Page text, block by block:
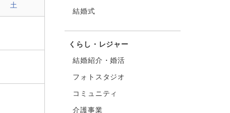
土
結婚式
くらし・レジャー
結婚紹介・婚活
フォトスタジオ
コミュニティ
介護事業